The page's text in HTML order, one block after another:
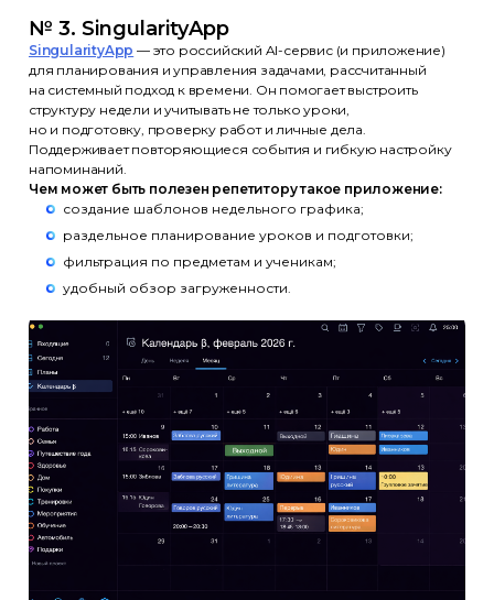
№ 3. SingularityApp
SingularityApp — это российский AI-сервис (и приложение)
для планирования и управления задачами, рассчитанный
на системный подход к времени. Он помогает выстроить
структуру недели и учитывать не только уроки,
но и подготовку, проверку работ и личные дела.
Поддерживает повторяющиеся события и гибкую настройку
напоминаний.
Чем может быть полезен репетитору такое приложение:
создание шаблонов недельного графика;
раздельное планирование уроков и подготовки;
фильтрация по предметам и ученикам;
удобный обзор загруженности.